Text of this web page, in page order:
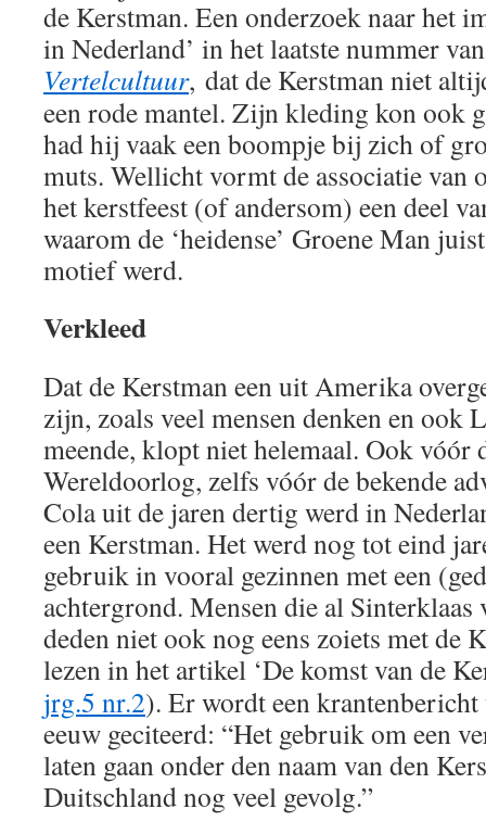
de Kerstman. Een onderzoek naar het
in Nederland’ in het laatste nummer
Vertelcultuur, dat de Kerstman niet
een rode mantel. Zijn kleding kon ook
had hij vaak een boompje bij zich of
muts. Wellicht vormt de associatie van
het kerstfeest (of andersom) een deel
waarom de ‘heidense’ Groene Man
motief werd.
Verkleed
Dat de Kerstman een uit Amerika
zijn, zoals veel mensen denken en ook
meende, klopt niet helemaal. Ook vóór
Wereldoorlog, zelfs vóór de bekende
Cola uit de jaren dertig werd in
een Kerstman. Het werd nog tot eind
gebruik in vooral gezinnen met een
achtergrond. Mensen die al Sinterklaas
deden niet ook nog eens zoiets met de
lezen in het artikel ‘De komst van de
jrg.5 nr.2). Er wordt een
eeuw geciteerd: “Het gebruik om een
laten gaan onder den naam van den
Duitschland nog veel gevolg.”